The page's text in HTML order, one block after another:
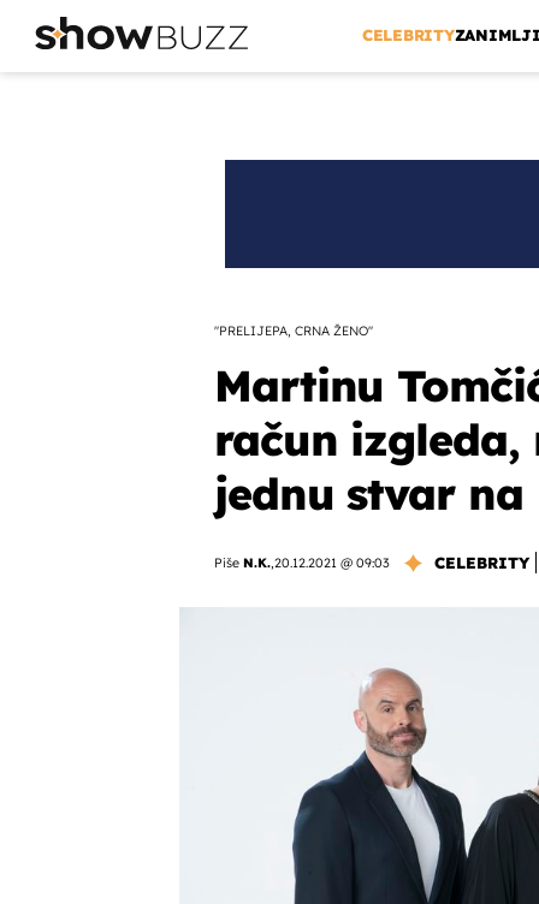
CELEBRITY
"PRELIJEPA, CRNA ŽENO"
Martinu
račun
jednu stvar
Piše N.K.,20.12.2021 @ 09:03 CELEBRITY